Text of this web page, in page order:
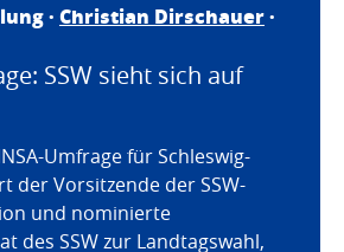
· Christian Dirschauer·
SSW sieht sich auf
Umfrage für Schleswig-
der Vorsitzende der SSW-
und nominierte
des SSW zur Landtagswahl,